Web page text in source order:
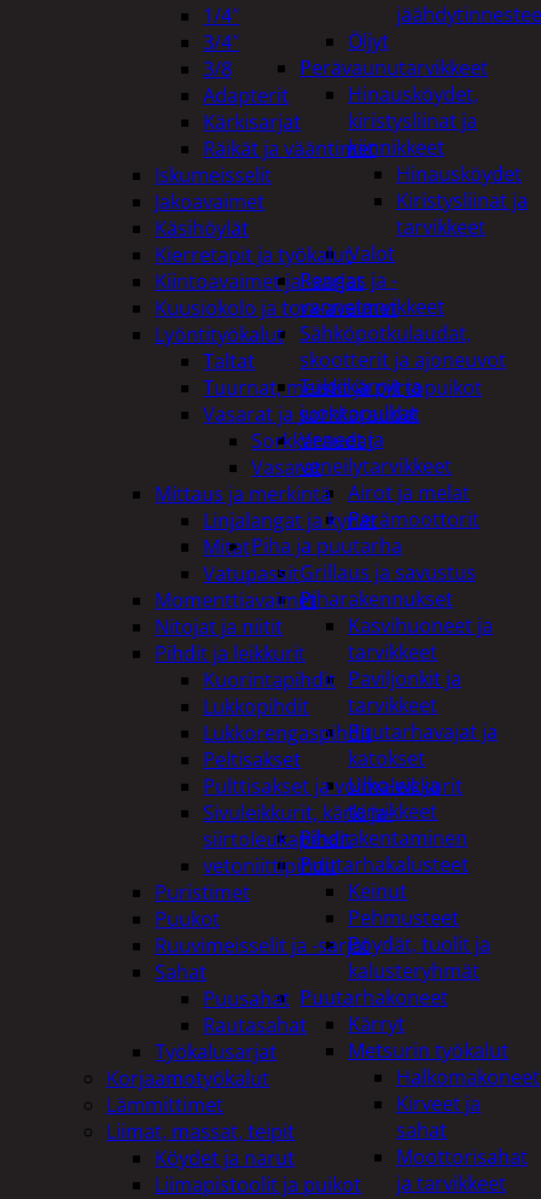
Öljyt
Perävaunutarvikkeet
Hinausköydet,
kiristysliinat ja
kiinnikkeet
Hinausköydet
Kiristysliinat ja
tarvikkeet
Valot
Rengas ja -
vannetarvikkeet
Sähköpotkulaudat,
skootterit ja ajoneuvot
Tukkikärryt ja
juontopulkat
Veneet ja
veneilytarvikkeet
Airot ja melat
Perämoottorit
Piha ja puutarha
Grillaus ja savustus
Piharakennukset
Kasvihuoneet ja
tarvikkeet
Paviljonkit ja
tarvikkeet
Puutarhavajat ja
katokset
Ulko-wc ja
tarvikkeet
Piharakentaminen
Puutarhakalusteet
Keinut
Pehmusteet
Pöydät, tuolit ja
kalusteryhmät
Puutarhakoneet
Kärryt
Metsurin työkalut
Halkomakoneet
Kirveet ja
sahat
Moottorisahat
ja tarvikkeet
1/4"
3/4"
3/8
Adapterit
Kärkisarjat
Räikät ja vääntimet
Iskumeisselit
Jakoavaimet
Käsihöylät
Kierretapit ja työkalut
Kiintoavaimet ja -sarjat
Kuusiokolo ja torx-avaimet
Lyöntityökalut
Taltat
Tuurnat, meistit ja piirtopuikot
Vasarat ja sorkkaraudat
Sorkkaraudat
Vasarat
Mittaus ja merkintä
Linjalangat ja kynät
Mitat
Vatupassit
Momenttiavaimet
Nitojat ja niitit
Pihdit ja leikkurit
Kuorintapihdit
Lukkopihdit
Lukkorengaspihdit
Peltisakset
Pulttisakset ja voimaleikkurit
Sivuleikkurit, kärki ja-
siirtoleukapihdit
vetoniittipihdit
Puristimet
Puukot
Ruuvimeisselit ja -sarjat
Sahat
Puusahat
Rautasahat
Työkalusarjat
Korjaamotyökalut
Lämmittimet
Liimat, massat, teipit
Köydet ja narut
Liimapistoolit ja puikot